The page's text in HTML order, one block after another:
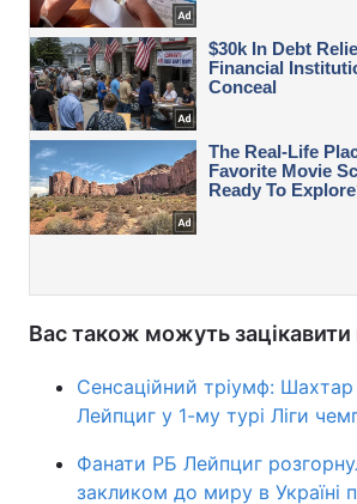
Вас також можуть зацікавити
Сенсаційний тріумф:
Лейпциг у 1-му турі Ліги
Фанати РБ Лейпциг
закликом до миру в Україні